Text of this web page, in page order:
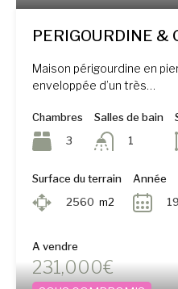
PERIGOURDINE &
Maison périgourdine en
enveloppée d’un très…
Chambres
3
Salles de bain
1
Surface du terrain
2560 m2
Année
A vendre
231,000€